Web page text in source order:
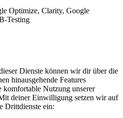
Optimize, Clarity, Google
Testing
Dienste können wir dir über die
hinausgehende Features
komfortable Nutzung unserer
deiner Einwilligung setzen wir auf
Drittdienste ein: